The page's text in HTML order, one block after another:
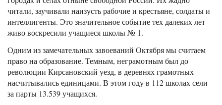
читали, заучивали наизусть рабочие и крестьяне, солдаты и
интеллигенты. Это значительное событие тех далеких лет
живо воскресили учащиеся школы № 1.
Одним из замечательных завоеваний Октября мы считаем
право на образование. Темным, неграмотным был до
революции Кирсановский уезд, в деревнях грамотных
насчитывались единицами. В этом году в 112 школах сели
за парты 13.539 учащихся.